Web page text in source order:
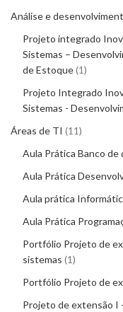
Análise e
Projeto integrado
Sistemas –
de Estoque 1
Projeto Integrado
Sistemas -
Áreas de TI 11
Aula Prática Banco de
Aula Prática
Aula prática
Aula Prática
Portfólio Projeto de
sistemas 1
Portfólio Projeto de
Projeto de extensão I